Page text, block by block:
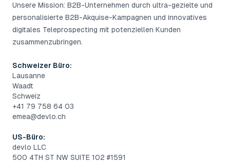
Unsere Mission: B2B-Unternehmen durch ultra-gezielte und
personalisierte B2B-Akquise-Kampagnen und innovatives
digitales Teleprospecting mit potenziellen Kunden
zusammenzubringen.
Schweizer Büro:
Lausanne
Waadt
Schweiz
+41 79 758 64 03
emea@devlo.ch
US-Büro:
devlo LLC
500 4TH ST NW SUITE 102 #1591